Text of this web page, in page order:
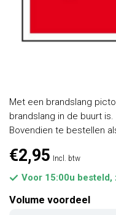
Met een brandslang
brandslang in de buurt
Bovendien te bestellen
€2,95 Incl. btw
Voor 15:00u
Volume voordeel